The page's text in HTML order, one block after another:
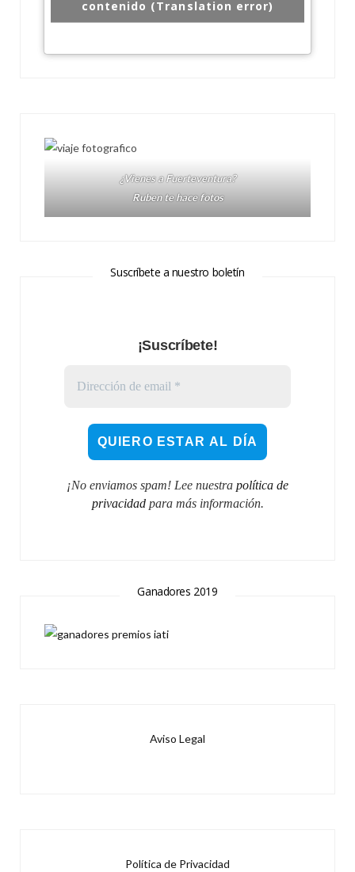
contenido (Translation error)
¿Vienes a Fuerteventura?
Ruben te hace fotos
Suscríbete a nuestro boletín
¡Suscríbete!
¡No enviamos spam! Lee nuestra política de
privacidadpara más información.
Ganadores 2019
Aviso Legal
Política de Privacidad